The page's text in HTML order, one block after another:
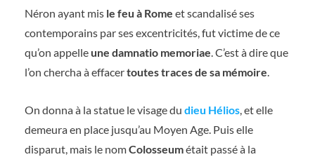
Néron ayant mis le feu à Rome et scandalisé ses
contemporains par ses excentricités, fut victime de ce
qu’on appelle une damnatio memoriae. C’est à dire que
l’on chercha à effacertoutes traces de sa mémoire.
On donna à la statue le visage du dieu Hélios, et elle
demeura en place jusqu’au Moyen Age. Puis elle
disparut, mais le nomColosseumétait passé à la